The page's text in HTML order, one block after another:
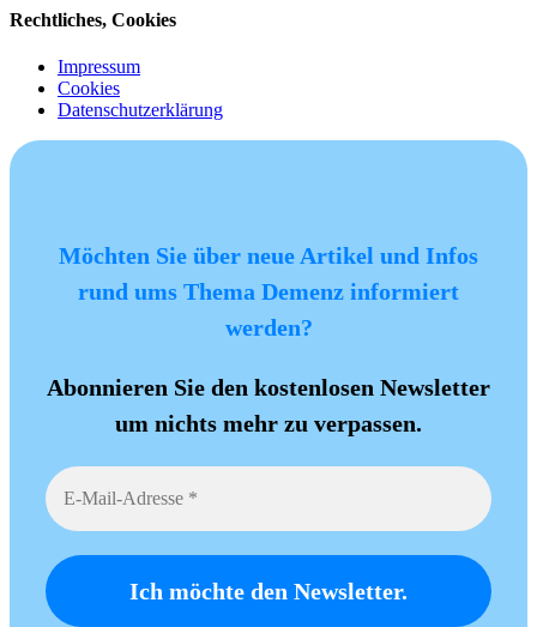
Rechtliches, Cookies
Impressum
Cookies
Datenschutzerklärung
Möchten Sie über neue Artikel und Infos
rund ums Thema Demenz informiert
werden?
Abonnieren Sie den kostenlosen Newsletter
um nichts mehr zu verpassen.